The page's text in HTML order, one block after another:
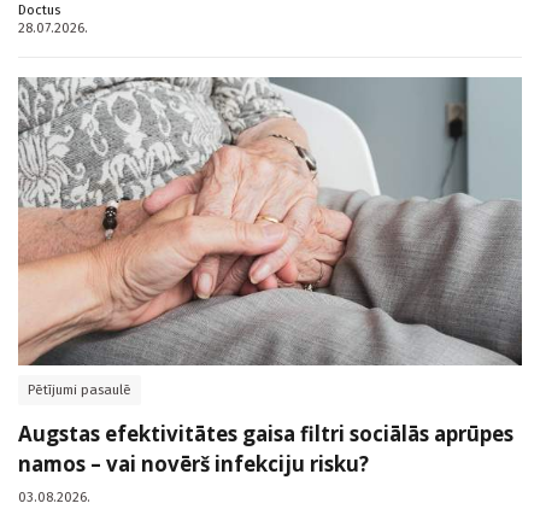
Doctus
28.07.2026.
Pētījumi pasaulē
Augstas efektivitātes gaisa filtri sociālās aprūpes
namos – vai novērš infekciju risku?
03.08.2026.